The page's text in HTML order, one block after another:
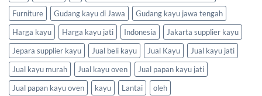
Furniture
Gudang kayu di Jawa
Gudang kayu jawa tengah
Harga kayu
Harga kayu jati Indonesia
Jakarta supplier kayu
Jepara supplier kayu
Jual beli kayu Jual Kayu
Jual kayu jati
Jual kayu murah
Jual kayu oven
Jual papan kayu jati
Jual papan kayu oven
kayu Lantai
oleh